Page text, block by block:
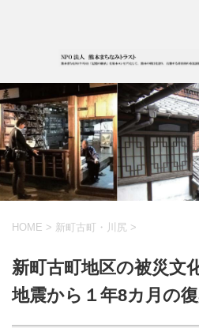
HOME > 新町古町・川尻 >
新町古町地区の被災文
地震から１年8カ月の